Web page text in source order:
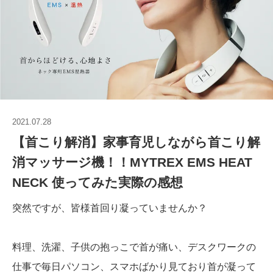
2021.07.28
【首こり解消】家事育児しながら首こり解
消マッサージ機！！MYTREX EMS HEAT
NECK 使ってみた実際の感想
突然ですが、皆様首回り凝っていませんか？
料理、洗濯、子供の抱っこで首が痛い、デスクワークの
仕事で毎日パソコン、スマホばかり見ており首が凝って